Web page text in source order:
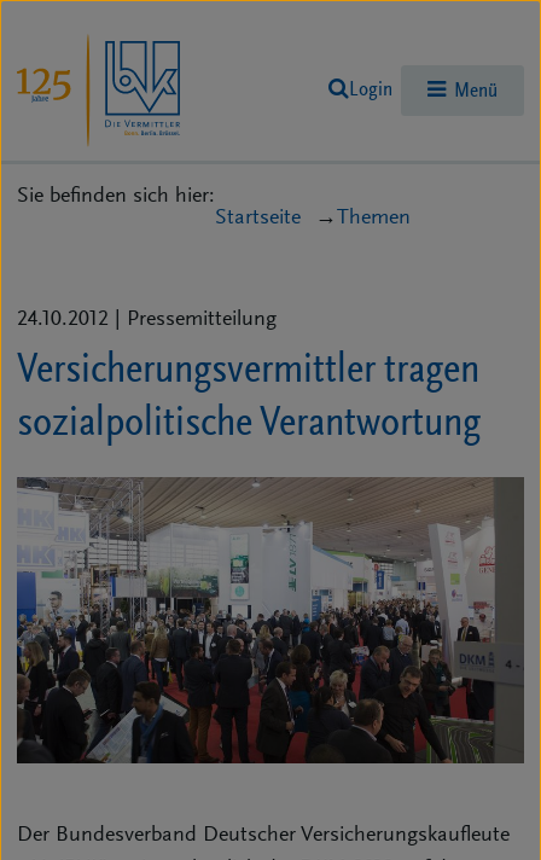
Login Menü
Sie befinden sich hier:
Startseite
Themen
24.10.2012 | Pressemitteilung
Versicherungsvermittler tragen
sozialpolitische Verantwortung
Der Bundesverband Deutscher Versicherungskaufleute